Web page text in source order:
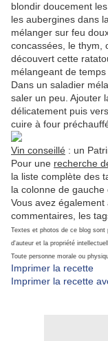
blondir doucement
les aubergines dans
mélanger sur feu
concassées, le thym,
découvert cette
mélangeant de temps
Dans un saladier
saler un peu. Ajouter
délicatement puis
cuire à four
Vin conseillé : un
Pour une recherche
la liste complète des
la colonne de gauche
Vous avez
commentaires, les
Textes et photos de ce blog
d'auteur et la propriété
Toute personne morale ou
Imprimer la recette
Imprimer la recette